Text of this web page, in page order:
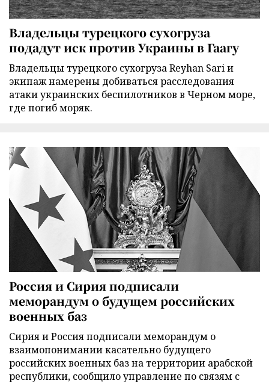
Владельцы турецкого сухогруза
подадут иск против Украины в Гаагу
Владельцы турецкого сухогруза Reyhan Sari и
экипаж намерены добиваться расследования
атаки украинских беспилотников в Черном море,
где погиб моряк.
Россия и Сирия подписали
меморандум о будущем российских
военных баз
Сирия и Россия подписали меморандум о
взаимопонимании касательно будущего
российских военных баз на территории арабской
республики, сообщило управление по связям с